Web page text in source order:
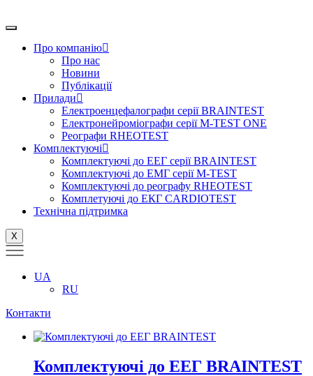
до
Про компанію
Про нас
Новини
Публікації
Прилади
Електроенцефалографи серії BRAINTEST
Електронейроміографи серії M-TEST ONE
Реографи RHEOTEST
Комплектуючі
Комплектуючі до ЕЕГ серії BRAINTEST
Комплектуючі до ЕМГ серії M-TEST
Комплектуючі до реографу RHEOTEST
Комплетуючі до ЕКГ CARDIOTEST
Технічна підтримка
X
UA
RU
Контакти
Комплектуючі до ЕЕГ BRAINTEST